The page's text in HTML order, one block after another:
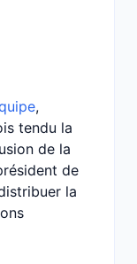
,
tendu la
de la
de
la